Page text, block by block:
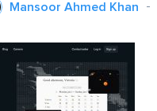
Mansoor Ahmed Khan